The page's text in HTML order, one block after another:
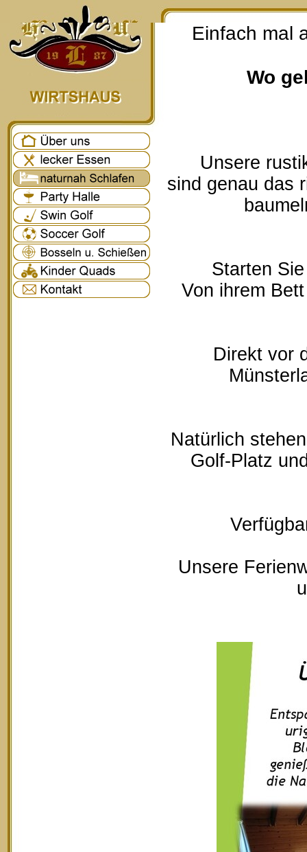
Einfach mal
Wo
Unsere
sind genau das
Starten
Von ihrem
Direkt vor
Natürlich
Golf-Platz
Unsere